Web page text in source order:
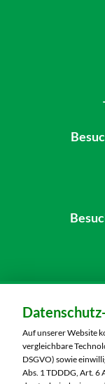
Auf unserer Website
vergleichbare
DSGVO) sowie
Abs. 1 TDDDG, Art. 6